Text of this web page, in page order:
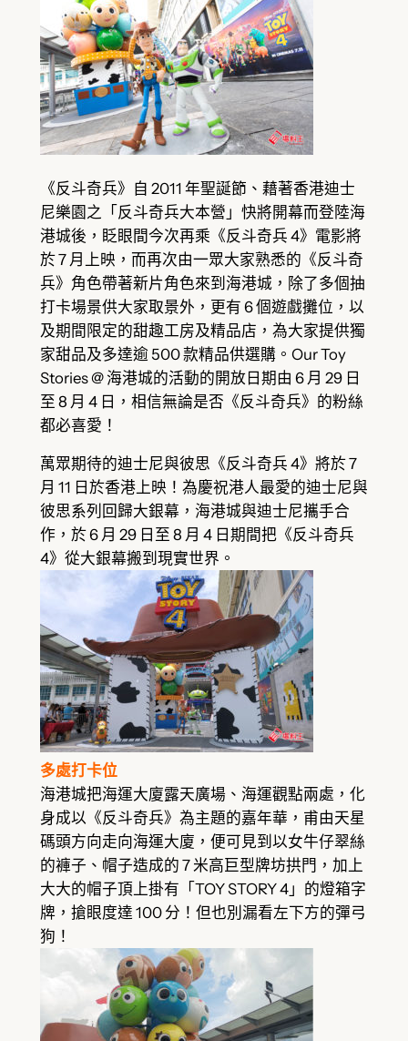
《反斗奇兵》自 2011 年聖誕節、藉著香港迪士
尼樂園之「反斗奇兵大本營」快將開幕而登陸海
港城後，眨眼間今次再乘《反斗奇兵 4》電影將
於 7 月上映，而再次由一眾大家熟悉的《反斗奇
兵》角色帶著新片角色來到海港城，除了多個抽
打卡場景供大家取景外，更有 6 個遊戲攤位，以
及期間限定的甜趣工房及精品店，為大家提供獨
家甜品及多達逾 500 款精品供選購。Our Toy
Stories @ 海港城的活動的開放日期由 6 月 29 日
至 8 月 4 日，相信無論是否《反斗奇兵》的粉絲
都必喜愛！
萬眾期待的迪士尼與彼思《反斗奇兵 4》將於 7
月 11 日於香港上映！為慶祝港人最愛的迪士尼與
彼思系列回歸大銀幕，海港城與迪士尼攜手合
作，於 6 月 29 日至 8 月 4 日期間把《反斗奇兵
4》從大銀幕搬到現實世界。
多處打卡位
海港城把海運大廈露天廣場、海運觀點兩處，化
身成以《反斗奇兵》為主題的嘉年華，甫由天星
碼頭方向走向海運大廈，便可見到以女牛仔翠絲
的褲子、帽子造成的 7 米高巨型牌坊拱門，加上
大大的帽子頂上掛有「TOY STORY 4」的燈箱字
牌，搶眼度達 100 分！但也別漏看左下方的彈弓
狗！